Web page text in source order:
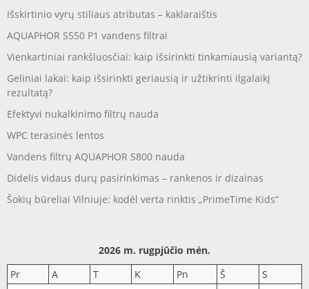
Išskirtinio vyrų stiliaus atributas – kaklaraištis
AQUAPHOR S550 P1 vandens filtrai
Vienkartiniai rankšluosčiai: kaip išsirinkti tinkamiausią variantą?
Geliniai lakai: kaip išsirinkti geriausią ir užtikrinti ilgalaikį
rezultatą?
Efektyvi nukalkinimo filtrų nauda
WPC terasinės lentos
Vandens filtrų AQUAPHOR S800 nauda
Didelis vidaus durų pasirinkimas – rankenos ir dizainas
Šokių būreliai Vilniuje: kodėl verta rinktis „PrimeTime Kids“
2026 m. rugpjūčio mėn.
Pr
A T K Pn Š
S